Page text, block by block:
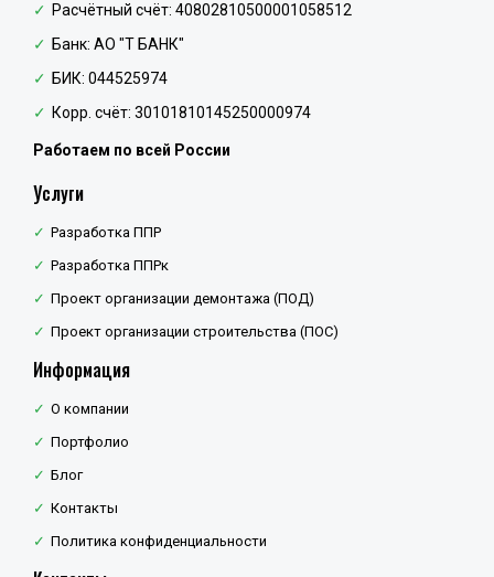
Расчётный счёт: 40802810500001058512
Банк: АО "Т БАНК"
БИК: 044525974
Корр. счёт: 30101810145250000974
Работаем по всей России
Услуги
Разработка ППР
Разработка ППРк
Проект организации демонтажа (ПОД)
Проект организации строительства (ПОС)
Информация
О компании
Портфолио
Блог
Контакты
Политика конфиденциальности